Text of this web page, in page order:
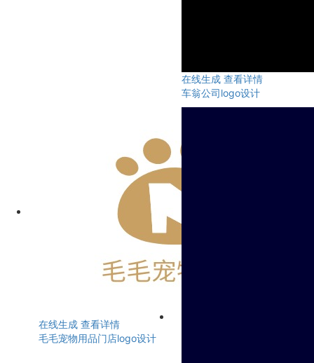
在线生成 查看详情
车翁公司logo设计
在线生成 查看详情
毛毛宠物用品门店logo设计